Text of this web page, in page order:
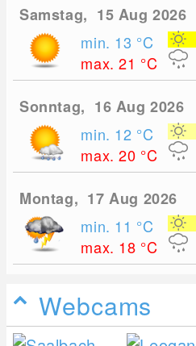
Samstag, 15 Aug 2026
min. 13 °C
max. 21 °C
Sonntag, 16 Aug 2026
min. 12 °C
max. 20 °C
Montag, 17 Aug 2026
min. 11 °C
max. 18 °C
Webcams